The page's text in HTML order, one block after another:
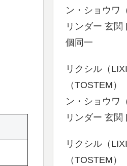
ン・ショウワ
リンダー 玄関
個同一
リクシル（
（TOSTEM
ン・ショウワ
リンダー 玄関
リクシル（
（TOSTEM